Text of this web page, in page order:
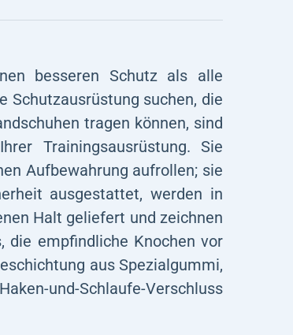
besseren Schutz als alle
Schutzausrüstung suchen, die
tragen können, sind
Trainingsausrüstung. Sie
Aufbewahrung aufrollen; sie
ausgestattet, werden in
Halt geliefert und zeichnen
die empfindliche Knochen vor
aus Spezialgummi,
und-Schlaufe-Verschluss